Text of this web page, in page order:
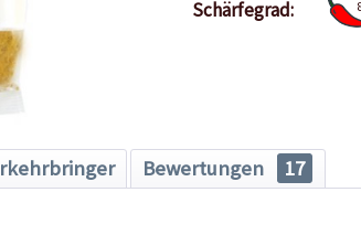
Schärfegrad:
Bewertungen 17